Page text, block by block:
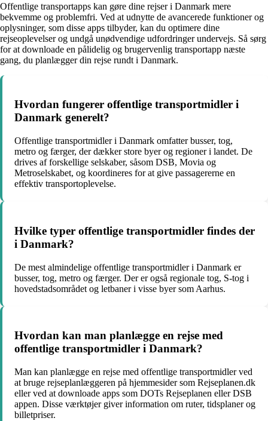
Offentlige transportapps kan gøre dine rejser i Danmark mere
bekvemme og problemfri. Ved at udnytte de avancerede funktioner og
oplysninger, som disse apps tilbyder, kan du optimere dine
rejseoplevelser og undgå unødvendige udfordringer undervejs. Så sørg
for at downloade en pålidelig og brugervenlig transportapp næste
gang, du planlægger din rejse rundt i Danmark.
Hvordan fungerer offentlige transportmidler i
Danmark generelt?
Offentlige transportmidler i Danmark omfatter busser, tog,
metro og færger, der dækker store byer og regioner i landet. De
drives af forskellige selskaber, såsom DSB, Movia og
Metroselskabet, og koordineres for at give passagererne en
effektiv transportoplevelse.
Hvilke typer offentlige transportmidler findes der
i Danmark?
De mest almindelige offentlige transportmidler i Danmark er
busser, tog, metro og færger. Der er også regionale tog, S-tog i
hovedstadsområdet og letbaner i visse byer som Aarhus.
Hvordan kan man planlægge en rejse med
offentlige transportmidler i Danmark?
Man kan planlægge en rejse med offentlige transportmidler ved
at bruge rejseplanlæggeren på hjemmesider som Rejseplanen.dk
eller ved at downloade apps som DOTs Rejseplanen eller DSB
appen. Disse værktøjer giver information om ruter, tidsplaner og
billetpriser.